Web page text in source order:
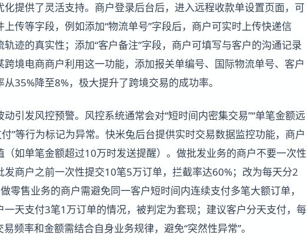
提供了灵活支持。商户登录后台后，进入远程收款单设置页面，可
传等字段，例如添加“物流单号”字段后，商户可实时上传快递信
迹的真实性；添加“客户备注”字段，商户可填写与客户的沟通记录
境电商商户利用这一功能，添加报关单编号、国际物流单号、客户
35%降至8%，极大提升了跨境交易的成功率。
引发风控预警。风控系统通常会对“短时间内密集交易”“单笔金额远
”等行为标记为异常。快米兔后台提供实时交易数据监控功能，商户
如单笔金额超过10万时发送提醒）。做批发业务的商户不要一次性
商户之前一次性提交10笔5万订单，拦截率达60%；改为每天分2
零售业务的商户需避免同一客户短时间内连续支付多笔大额订单，
天支付3笔1万订单的情况，被判定为套现；建议客户分天支付，每
频率和金额需结合自身业务规律，避免“突然性异常”。